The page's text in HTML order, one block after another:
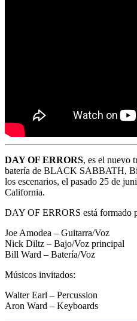
DAY OF ERRORS, es el nuevo
batería de BLACK SABBATH,
los escenarios, el pasado 25 de
California.
DAY OF ERRORS está formado
Joe Amodea – Guitarra/Voz
Nick Diltz – Bajo/Voz principal
Bill Ward – Batería/Voz
Músicos invitados:
Walter Earl – Percussion
Aron Ward – Keyboards